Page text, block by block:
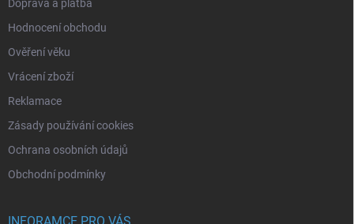
Doprava a platba
Hodnocení obchodu
Ověření věku
Vrácení zboží
Reklamace
Zásady používání cookies
Ochrana osobních údajů
Obchodní podmínky